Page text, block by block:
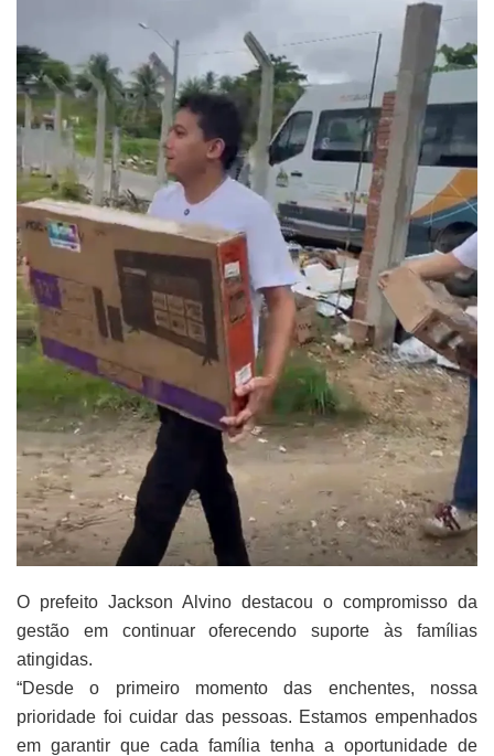
O prefeito Jackson Alvino destacou o compromisso da
gestão em continuar oferecendo suporte às famílias
atingidas.
“Desde o primeiro momento das enchentes, nossa
prioridade foi cuidar das pessoas. Estamos empenhados
em garantir que cada família tenha a oportunidade de